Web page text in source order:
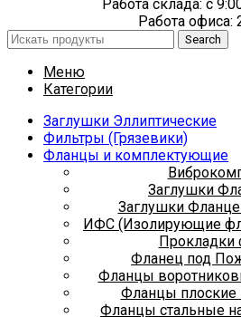
Работа склада: с
Работа офиса:
Search
Меню
Категории
Заглушки Эллиптические
Фильтры (Грязевики)
Фланцы и комплектующие
Заглушки
Заглушки
ИФС (Изолирующие
Фланец под
Фланцы
Фланцы плоские
Фланцы стальные